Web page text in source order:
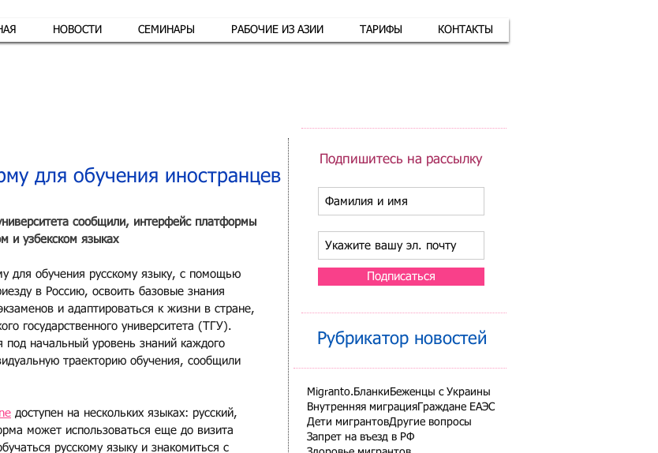
НОВОСТИ СЕМИНАРЫ РАБОЧИЕ ИЗ АЗИИ ТАРИФЫ КОНТАКТЫ
для обучения иностранцев
сообщили, интерфейс платформы
и узбекском языках
обучения русскому языку, с помощью
в Россию, освоить базовые знания
и адаптироваться к жизни в стране,
государственного университета (ТГУ).
начальный уровень знаний каждого
траекторию обучения, сообщили
доступен на нескольких языках: русский,
может использоваться еще до визита
русскому языку и знакомиться с
Подпишитесь на рассылку
Подписаться
Рубрикатор новостей
Migranto.Бланки Беженцы с Украины
Внутренняя миграция Граждане ЕАЭС
Дети мигрантовДругие вопросы
Запрет на въезд в РФ